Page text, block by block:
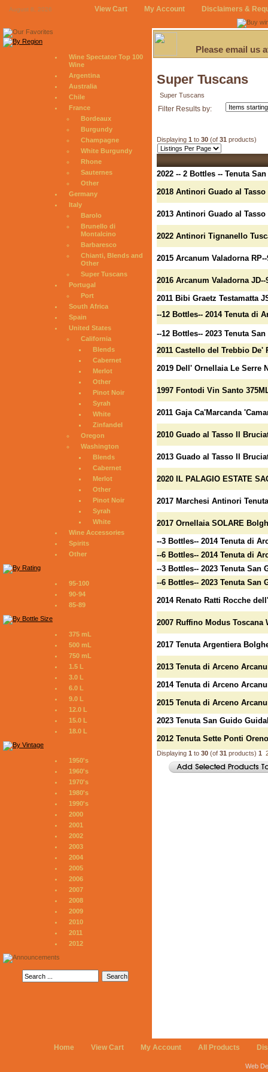
August 8, 2026 View Cart My Account Disclaimers &
Wine Spectator Top 100
Wine
Argentina
Australia
Chile
France
Bordeaux
Burgundy
Champagne
White Burgundy
Rhone
Sauternes
Other
Germany
Italy
Barolo
Brunello di
Montalcino
Barbaresco
Chianti, Blends and
Other
Super Tuscans
Portugal
Port
South Africa
Spain
United States
California
Blends
Cabernet
Merlot
Other
Pinot Noir
Syrah
White
Zinfandel
Oregon
Washington
Blends
Cabernet
Merlot
Other
Pinot Noir
Syrah
White
Wine Accessories
Spirits
Other
95-100
90-94
85-89
375 mL
500 mL
750 mL
1.5 L
3.0 L
6.0 L
9.0 L
12.0 L
15.0 L
18.0 L
1950's
1960's
1970's
1980's
1990's
2000
2001
2002
2003
2004
2005
2006
2007
2008
2009
2010
2011
2012
Please email us
Super Tuscans
Super Tuscans
Filter Results by:
Displaying 1 to 30(of 31 products)
2022 -- 2 Bottles -- Tenuta
2018 Antinori Guado al Tasso
2013 Antinori Guado al
2022 Antinori Tignanello
2015 Arcanum Valadorna RP--
2016 Arcanum Valadorna JD--
2011 Bibi Graetz Testamatta
--12 Bottles-- 2014 Tenuta di
--12 Bottles-- 2023 Tenuta
2011 Castello del Trebbio De'
2019 Dell' Ornellaia Le Serre
1997 Fontodi Vin Santo
2011 Gaja Ca'Marcanda
2010 Guado al Tasso Il
2013 Guado al Tasso Il
2020 IL PALAGIO ESTATE
2017 Marchesi Antinori
2017 Ornellaia SOLARE
--3 Bottles-- 2014 Tenuta di
--6 Bottles-- 2014 Tenuta di
--3 Bottles-- 2023 Tenuta San
--6 Bottles-- 2023 Tenuta San
2014 Renato Ratti Rocche
2007 Ruffino Modus Toscana
2017 Tenuta Argentiera
2013 Tenuta di Arceno
2014 Tenuta di Arceno
2015 Tenuta di Arceno
2023 Tenuta San Guido
2012 Tenuta Sette Ponti
Displaying 1 to 30(of 31 products) 1
Home View Cart My Account All Products
Web